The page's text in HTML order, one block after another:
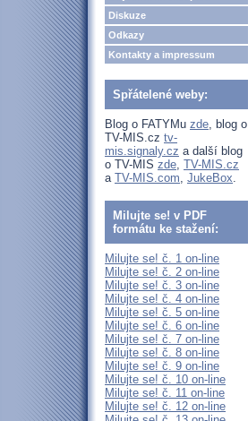
Diskuze
Odkazy
Kontakty a impressum
Spřátelené weby:
Blog o FATYMu zde, blog o
TV-MIS.cz tv-
mis.signaly.cz a další blog
o TV-MIS zde, TV-MIS.cz
a TV-MIS.com, JukeBox.
Milujte se! v PDF
formátu ke stažení:
Milujte se! č. 1 on-line
Milujte se! č. 2 on-line
Milujte se! č. 3 on-line
Milujte se! č. 4 on-line
Milujte se! č. 5 on-line
Milujte se! č. 6 on-line
Milujte se! č. 7 on-line
Milujte se! č. 8 on-line
Milujte se! č. 9 on-line
Milujte se! č. 10 on-line
Milujte se! č. 11 on-line
Milujte se! č. 12 on-line